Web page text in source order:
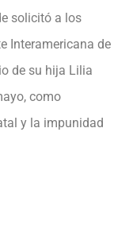
solicitó a los
Interamericana de
de su hija Lilia
como
y la impunidad